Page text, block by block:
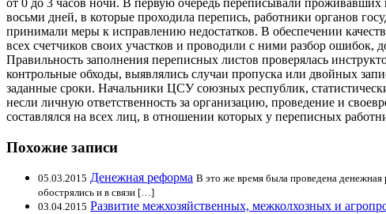
восьми дней, в которые проходила перепись, работники органов
принимали меры к исправлению недостатков. В обеспечении
всех счетчиков своих участков и проводили с ними разбор
Правильность заполнения переписных листов проверялась
контрольные обходы, выявлялись случаи пропуска или двойных
заданные сроки. Начальники ЦСУ союзных республик,
несли личную ответственность за организацию, проведение и
составлялся на всех лиц, в отношении которых у переписных
Похожие записи
05.03.2015 Денежная реформа В это же время была проведена
обострялись и в связи […]
03.04.2015 Развитие межхозяйственных, межколхозных и